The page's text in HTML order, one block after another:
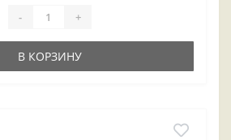
- +
В КОРЗИНУ